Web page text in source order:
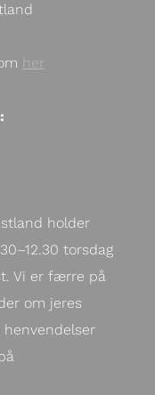
her
holder
torsdag
Vi er færre på
om jeres